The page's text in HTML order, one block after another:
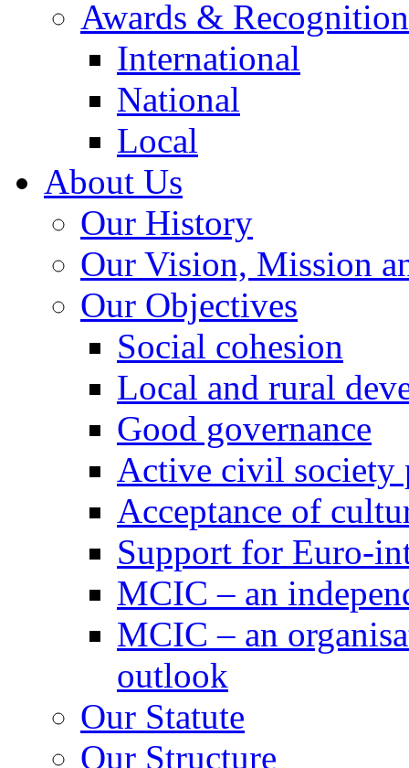
Awards &
International
National
Local
About Us
Our History
Our Vision, Mission
Our Objectives
Social cohesion
Local and rural
Good governance
Active civil society
Acceptance of
Support for Euro-
MCIC – an
MCIC – an
outlook
Our Statute
Our Structure